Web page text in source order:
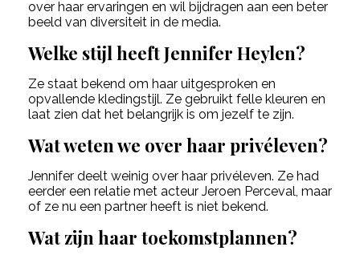
over haar ervaringen en wil bijdragen aan een beter
beeld van diversiteit in de media.
Welke stijl heeft Jennifer Heylen?
Ze staat bekend om haar uitgesproken en
opvallende kledingstijl. Ze gebruikt felle kleuren en
laat zien dat het belangrijk is om jezelf te zijn.
Wat weten we over haar privéleven?
Jennifer deelt weinig over haar privéleven. Ze had
eerder een relatie met acteur Jeroen Perceval, maar
of ze nu een partner heeft is niet bekend.
Wat zijn haar toekomstplannen?